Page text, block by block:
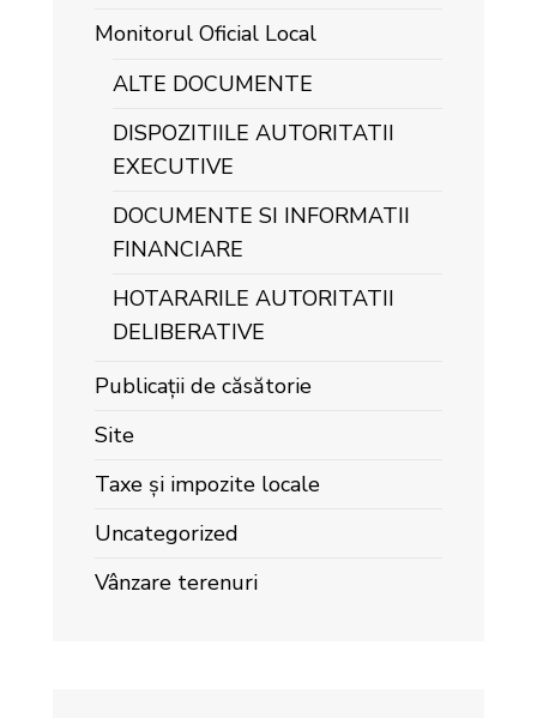
Monitorul Oficial Local
ALTE DOCUMENTE
DISPOZITIILE AUTORITATII
EXECUTIVE
DOCUMENTE SI INFORMATII
FINANCIARE
HOTARARILE AUTORITATII
DELIBERATIVE
Publicații de căsătorie
Site
Taxe și impozite locale
Uncategorized
Vânzare terenuri